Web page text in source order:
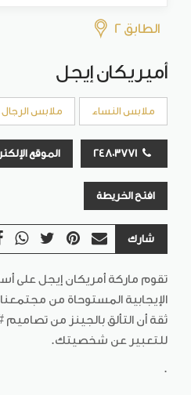
الطابق 2
أميريكان إيجل
ملابس النساء ملابس الرجال
الموقع
افتح الخريطة
شارك
تقوم ماركة أمريكان إيجل على
الإيجابية المستوحاة من
للتعبير عن شخصيتك.
.